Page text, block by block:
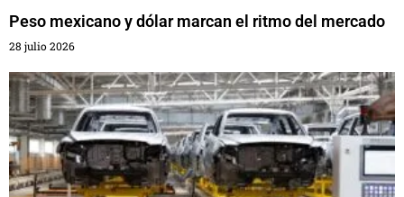
Peso mexicano y dólar marcan el ritmo del mercado
28 julio 2026